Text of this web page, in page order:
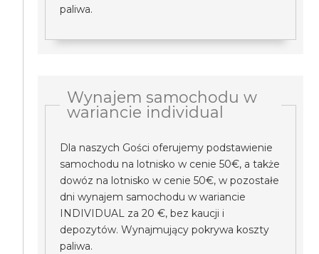
paliwa.
Wynajem samochodu w
wariancie individual
Dla naszych Gości oferujemy podstawienie
samochodu na lotnisko w cenie 50€, a także
dowóz na lotnisko w cenie 50€, w pozostałe
dni wynajem samochodu w wariancie
INDIVIDUAL za 20 €, bez kaucji i
depozytów. Wynajmujący pokrywa koszty
paliwa.